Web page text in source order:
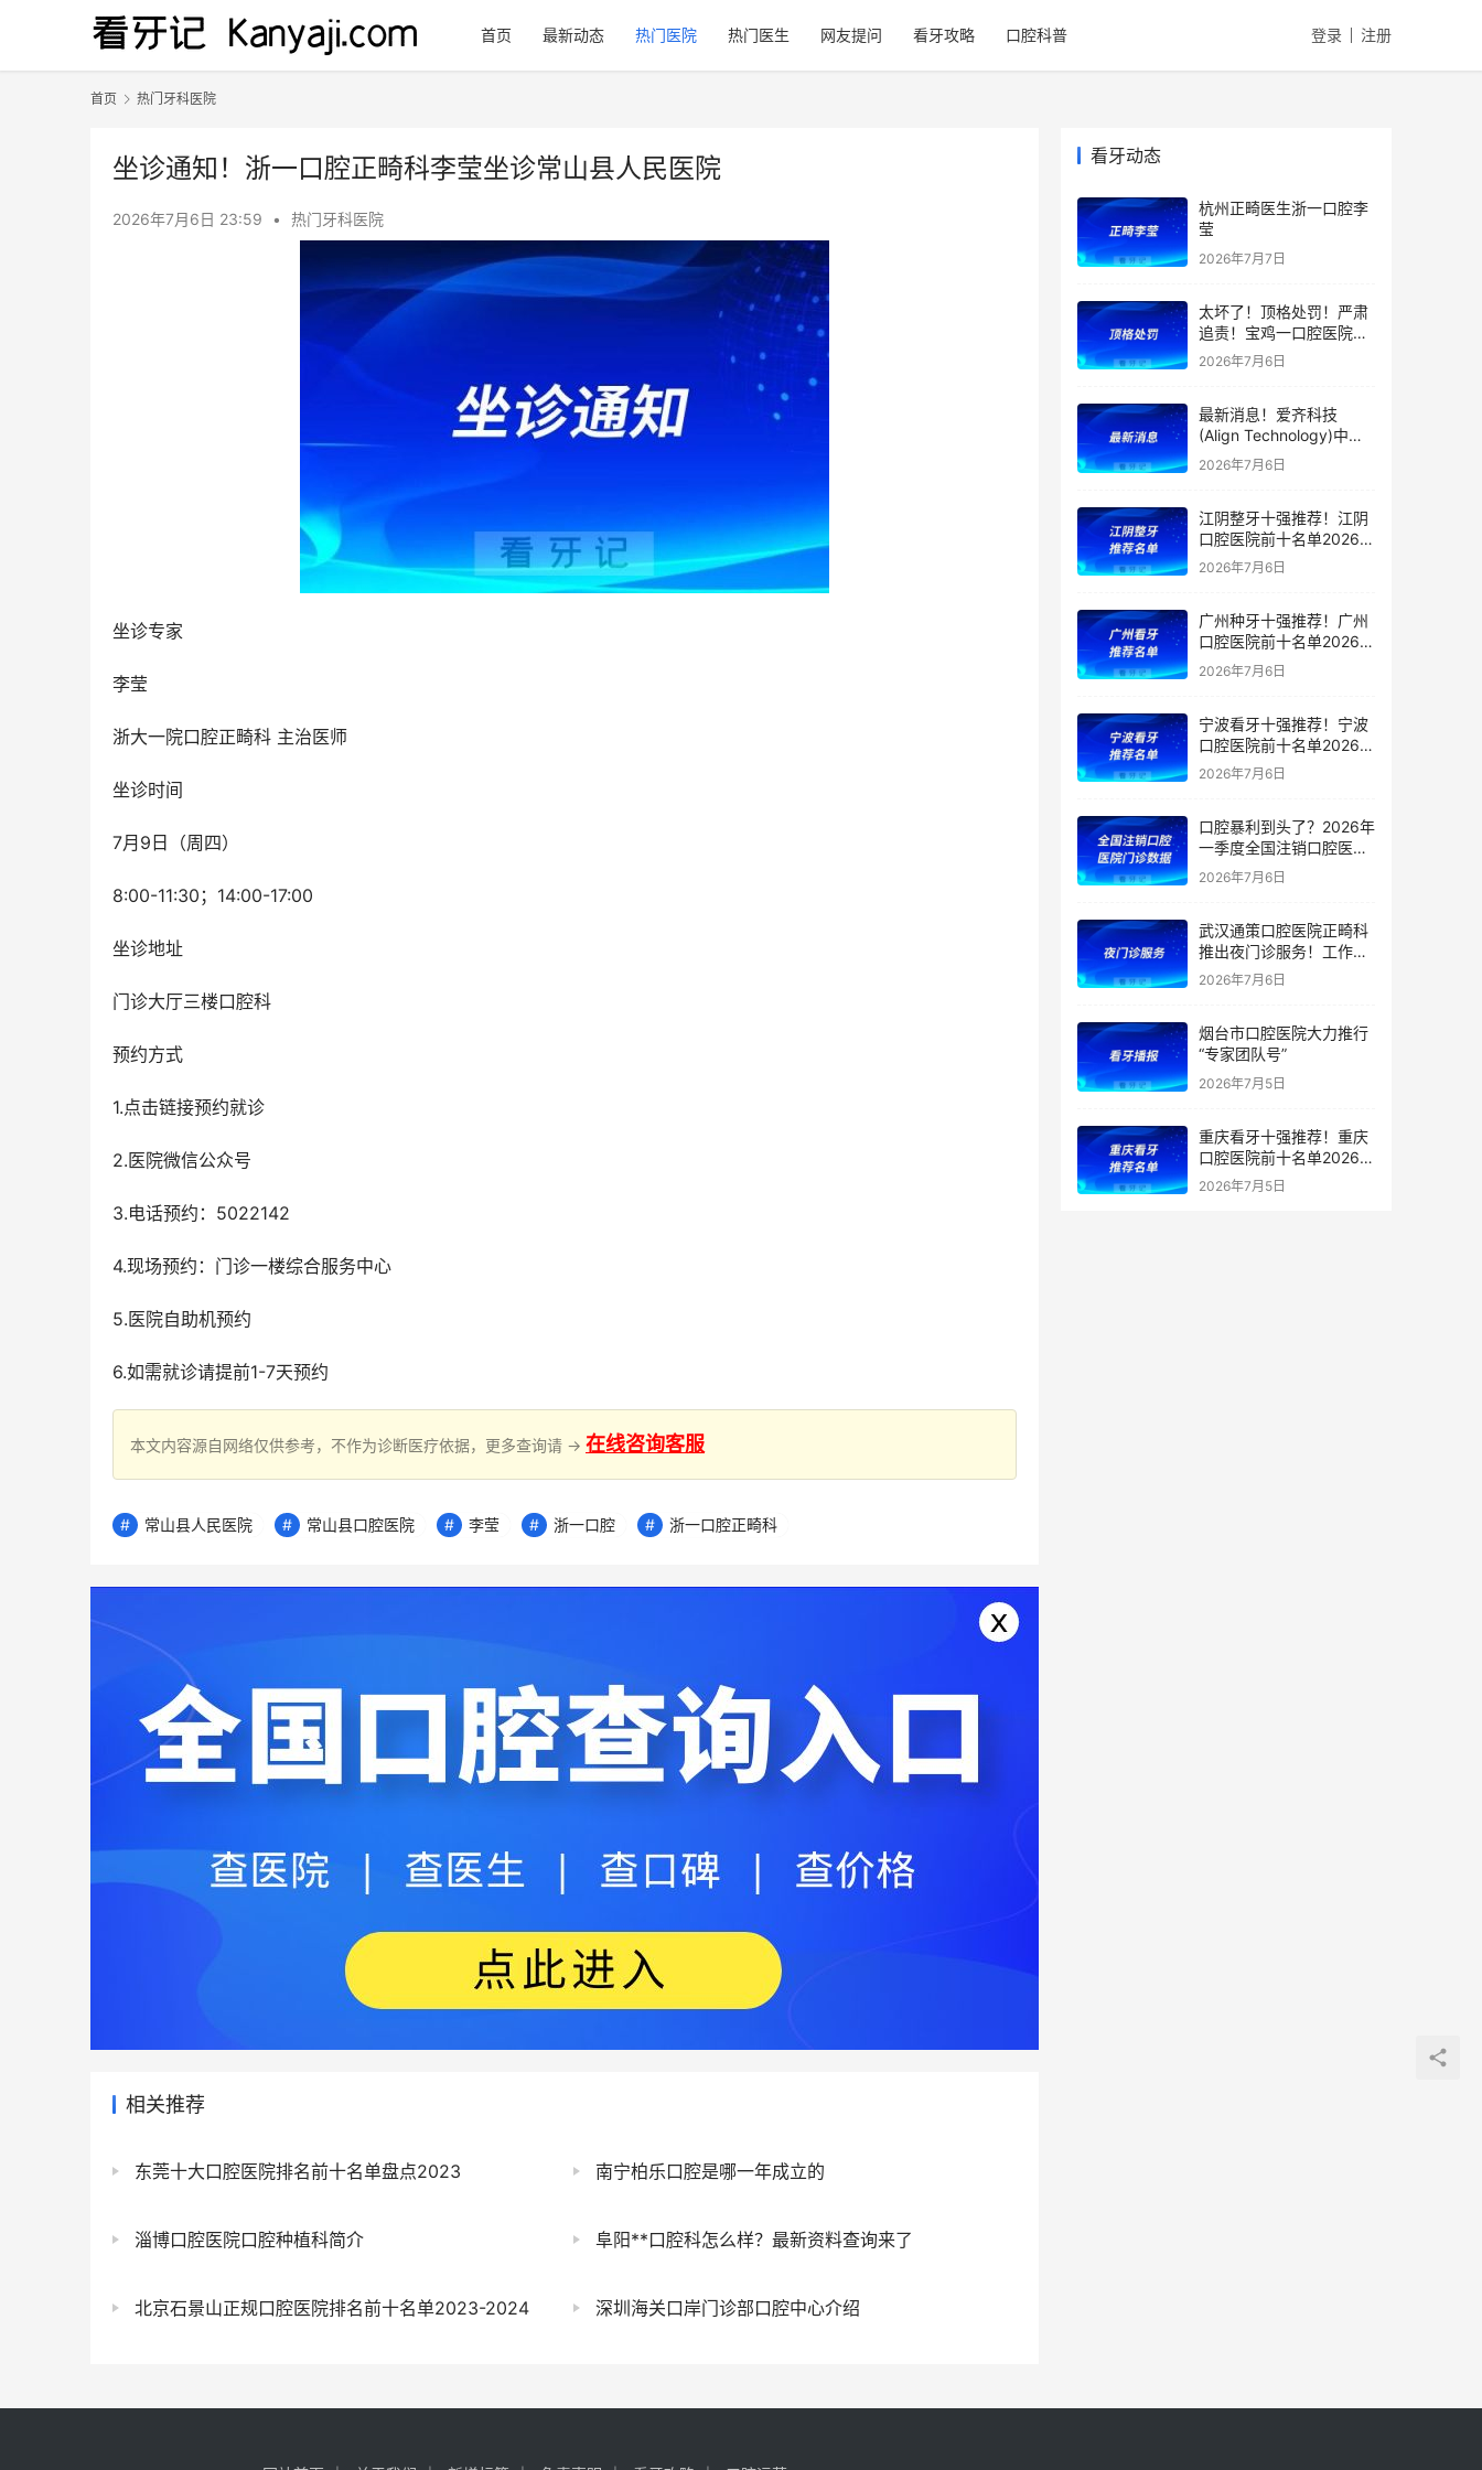
首页 最新动态 热门医院 热门医生 网友提问 看牙攻略 口腔科普 登录 注册
首页 热门牙科医院
坐诊通知！浙一口腔正畸科李莹坐诊常山县人民医院
2026年7月6日 23:59 • 热门牙科医院
坐诊专家
李莹
浙大一院口腔正畸科 主治医师
坐诊时间
7月9日（周四）
8:00-11:30；14:00-17:00
坐诊地址
门诊大厅三楼口腔科
预约方式
1.点击链接预约就诊
2.医院微信公众号
3.电话预约：5022142
4.现场预约：门诊一楼综合服务中心
5.医院自助机预约
6.如需就诊请提前1-7天预约
本文内容源自网络仅供参考，不作为诊断医疗依据，更多查询请 → 在线咨询客服
常山县人民医院 常山县口腔医院 李莹 浙一口腔 浙一口腔正畸科
相关推荐
东莞十大口腔医院排名前十名单盘点2023 南宁柏乐口腔是哪一年成立的
淄博口腔医院口腔种植科简介 阜阳**口腔科怎么样？最新资料查询来了
北京石景山正规口腔医院排名前十名单2023-2024 深圳海关口岸门诊部口腔中心介绍
看牙动态
杭州正畸医生浙一口腔李
莹
2026年7月7日
太坏了！顶格处罚！严肃
追责！宝鸡一口腔医院给
老人一次拔12颗牙种10
2026年7月6日
最新消息！爱齐科技
(Align Technology)中国
区领导层变动！韩俊镐升
任爱齐Align亚太副总裁！
副总裁！
2026年7月6日
江阴整牙十强推荐！江阴
口腔医院前十名单2026私
立版更新
2026年7月6日
广州种牙十强推荐！广州
口腔医院前十名单2026私
立版更新
2026年7月6日
宁波看牙十强推荐！宁波
口腔医院前十名单2026私
立版更新
2026年7月6日
口腔暴利到头了？2026年
一季度全国注销口腔医院
门诊数据出炉
2026年7月6日
武汉通策口腔医院正畸科
推出夜门诊服务！工作日
延时接诊至 20:00
2026年7月6日
烟台市口腔医院大力推行
“专家团队号”
2026年7月5日
重庆看牙十强推荐！重庆
口腔医院前十名单2026私
立版更新
2026年7月5日